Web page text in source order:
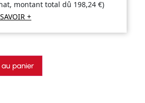
montant total dû 198,24€)
+
panier